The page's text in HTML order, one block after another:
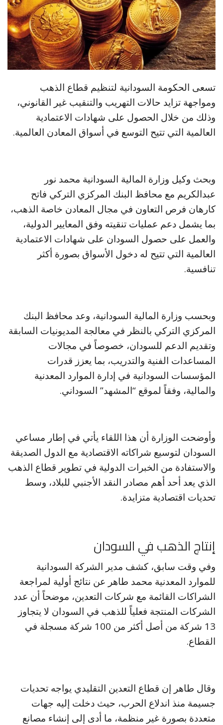
تسعى الحكومة السودانية لتنظيم قطاع الذهب
ومواجهة تزايد حالات التهريب والتنقيب غير القانوني،
وذلك من خلال الحصول على شهادات الاعتمادية
العالمية التي تتيح التوسع في أسواق المعادن العالمية.
وبحث وكيل وزارة المالية السودانية محمد نور
عبدالكريم مع محافظ البنك المركزي التركي فاتح
كارهان فرص التعاون في مجال المعادن خاصة الذهب،
بما يشمل دعم عمليات تنقيته وفق المعايير الدولية،
والعمل على حصول السودان على شهادات الاعتمادية
العالمية التي تتيح له دخول الأسواق بصورة أكثر
تنافسية.
وبحسب وزارة المالية السودانية، وعد محافظ البنك
المركزي التركي بالنظر في معالجة المديونيات السابقة
وتقديم الدعم للسودان، خصوصاً في مجالات
المساعدات الفنية والتدريب، بما يعزز قدرات
المؤسسات السودانية في إدارة الموارد المعدنية
والمالية، وفقاً لموقع “المشهد” السوداني.
وأوضحت الوزارة أن هذا اللقاء يأتي في إطار مساعي
السودان لتوسيع شراكاته الاقتصادية مع الدول الصديقة
والاستفادة من الخبرات الدولية في تطوير قطاع الذهب
الذي يعد أحد أهم مصادر النقد الأجنبي للبلاد، وسط
تحديات اقتصادية متزايدة.
إنتاج الذهب في السودان
وفي وقت سابق، كشف مدير الشركة السودانية
للموارد المعدنية محمد طاهر عن نتائج أولية لمراجعة
الشراكات القائمة مع شركات التعدين، موضحاً أن عدد
الشركات المنتجة فعلياً للذهب في السودان لا يتجاوز
13 شركة من أصل أكثر من 100 شركة مسجلة في
القطاع.
وقال طاهر إن قطاع التعدين التقليدي يواجه تحديات
جسيمة منذ اندلاع الحرب، حيث دخلت إليه جهات
متعددة بصورة غير منظمة، ما أدى إلى إنشاء مصانع